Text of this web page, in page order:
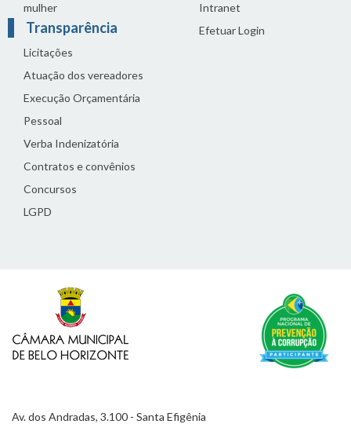
mulher
Transparência
Licitações
Atuação dos vereadores
Execução Orçamentária
Pessoal
Verba Indenizatória
Contratos e convênios
Concursos
LGPD
Intranet
Efetuar Login
Av. dos Andradas, 3.100 - Santa Efigênia